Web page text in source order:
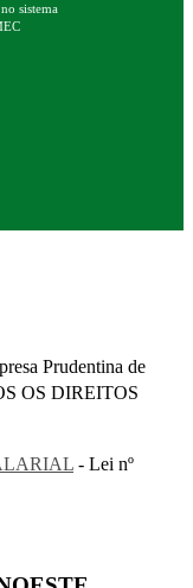
sistema
Prudentina de
OS DIREITOS
- Lei nº